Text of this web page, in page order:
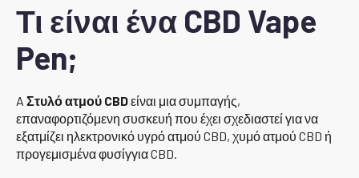
Τι είναι ένα CBD Vape
Pen;
A Στυλό ατμού CBDείναι μια συμπαγής,
επαναφορτιζόμενη συσκευή που έχει σχεδιαστεί για να
εξατμίζει ηλεκτρονικό υγρό ατμού CBD, χυμό ατμού CBD ή
προγεμισμένα φυσίγγια CBD.